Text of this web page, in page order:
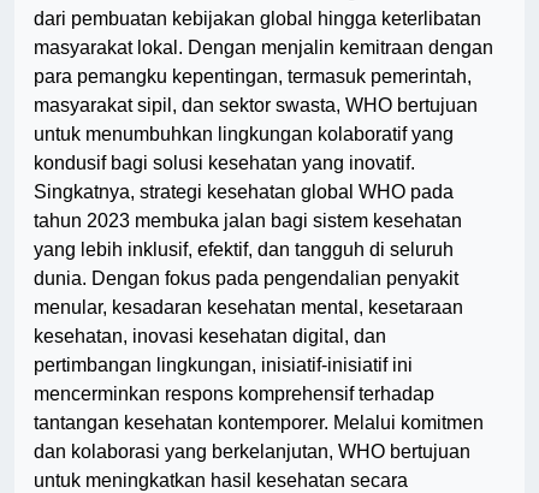
dari pembuatan kebijakan global hingga keterlibatan
masyarakat lokal. Dengan menjalin kemitraan dengan
para pemangku kepentingan, termasuk pemerintah,
masyarakat sipil, dan sektor swasta, WHO bertujuan
untuk menumbuhkan lingkungan kolaboratif yang
kondusif bagi solusi kesehatan yang inovatif.
Singkatnya, strategi kesehatan global WHO pada
tahun 2023 membuka jalan bagi sistem kesehatan
yang lebih inklusif, efektif, dan tangguh di seluruh
dunia. Dengan fokus pada pengendalian penyakit
menular, kesadaran kesehatan mental, kesetaraan
kesehatan, inovasi kesehatan digital, dan
pertimbangan lingkungan, inisiatif-inisiatif ini
mencerminkan respons komprehensif terhadap
tantangan kesehatan kontemporer. Melalui komitmen
dan kolaborasi yang berkelanjutan, WHO bertujuan
untuk meningkatkan hasil kesehatan secara